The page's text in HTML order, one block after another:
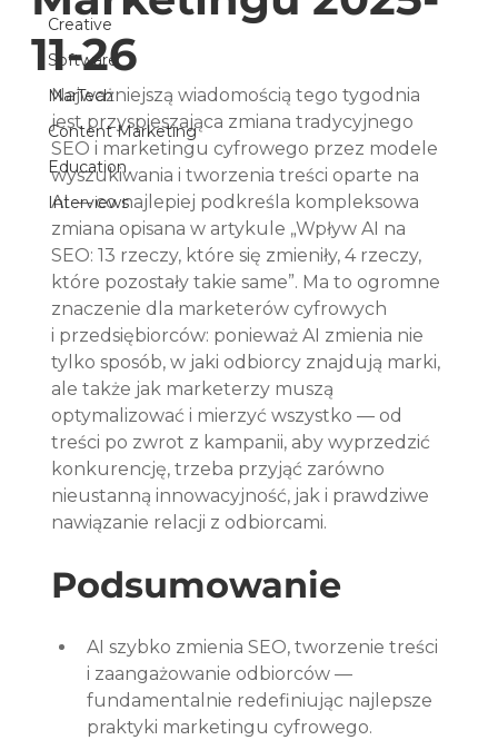
Creative
Software
MarTech
Content Marketing
Education
Interviews
11-26
Najważniejszą wiadomością tego tygodnia
jest przyspieszająca zmiana tradycyjnego
SEO i marketingu cyfrowego przez modele
wyszukiwania i tworzenia treści oparte na
AI — co najlepiej podkreśla kompleksowa
zmiana opisana w artykule „Wpływ AI na
SEO: 13 rzeczy, które się zmieniły, 4 rzeczy,
które pozostały takie same”. Ma to ogromne
znaczenie dla marketerów cyfrowych
i przedsiębiorców: ponieważ AI zmienia nie
tylko sposób, w jaki odbiorcy znajdują marki,
ale także jak marketerzy muszą
optymalizować i mierzyć wszystko — od
treści po zwrot z kampanii, aby wyprzedzić
konkurencję, trzeba przyjąć zarówno
nieustanną innowacyjność, jak i prawdziwe
nawiązanie relacji z odbiorcami.
Podsumowanie
AI szybko zmienia SEO, tworzenie treści
i zaangażowanie odbiorców —
fundamentalnie redefiniując najlepsze
praktyki marketingu cyfrowego.